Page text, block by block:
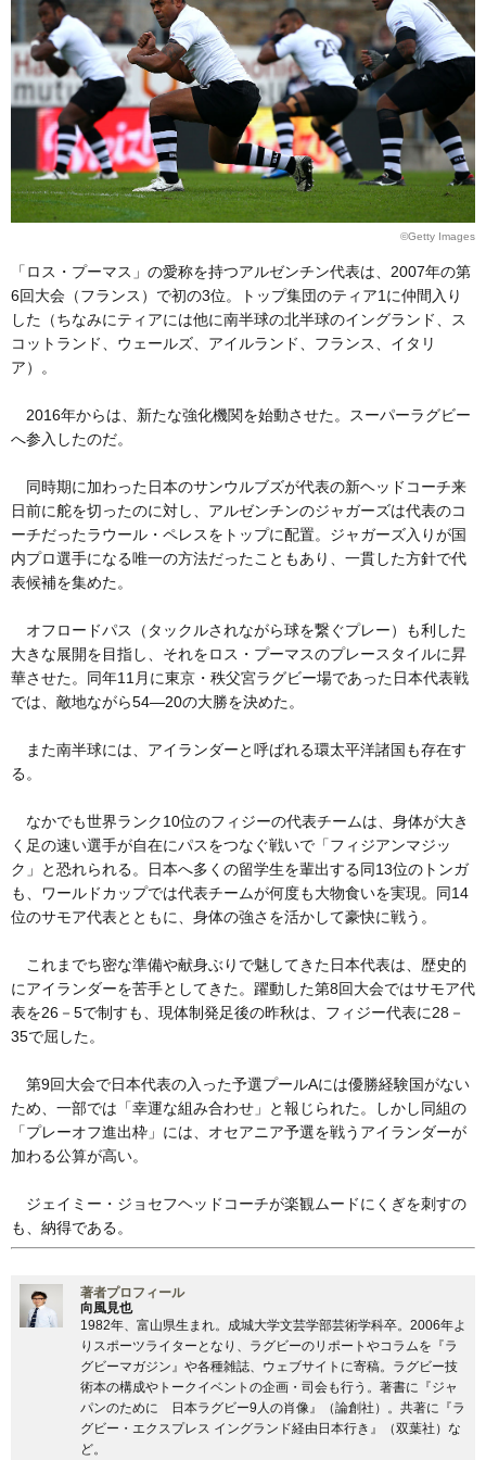
©Getty Images
「ロス・プーマス」の愛称を持つアルゼンチン代表は、2007年の第
6回大会（フランス）で初の3位。トップ集団のティア1に仲間入り
した（ちなみにティアには他に南半球の北半球のイングランド、ス
コットランド、ウェールズ、アイルランド、フランス、イタリ
ア）。
2016年からは、新たな強化機関を始動させた。スーパーラグビー
へ参入したのだ。
同時期に加わった日本のサンウルブズが代表の新ヘッドコーチ来
日前に舵を切ったのに対し、アルゼンチンのジャガーズは代表のコ
ーチだったラウール・ペレスをトップに配置。ジャガーズ入りが国
内プロ選手になる唯一の方法だったこともあり、一貫した方針で代
表候補を集めた。
オフロードパス（タックルされながら球を繋ぐプレー）も利した
大きな展開を目指し、それをロス・プーマスのプレースタイルに昇
華させた。同年11月に東京・秩父宮ラグビー場であった日本代表戦
では、敵地ながら54―20の大勝を決めた。
また南半球には、アイランダーと呼ばれる環太平洋諸国も存在す
る。
なかでも世界ランク10位のフィジーの代表チームは、身体が大き
く足の速い選手が自在にパスをつなぐ戦いで「フィジアンマジッ
ク」と恐れられる。日本へ多くの留学生を輩出する同13位のトンガ
も、ワールドカップでは代表チームが何度も大物食いを実現。同14
位のサモア代表とともに、身体の強さを活かして豪快に戦う。
これまでち密な準備や献身ぶりで魅してきた日本代表は、歴史的
にアイランダーを苦手としてきた。躍動した第8回大会ではサモア代
表を26－5で制すも、現体制発足後の昨秋は、フィジー代表に28－
35で屈した。
第9回大会で日本代表の入った予選プールAには優勝経験国がない
ため、一部では「幸運な組み合わせ」と報じられた。しかし同組の
「プレーオフ進出枠」には、オセアニア予選を戦うアイランダーが
加わる公算が高い。
ジェイミー・ジョセフヘッドコーチが楽観ムードにくぎを刺すの
も、納得である。
著者プロフィール
向風見也
1982年、富山県生まれ。成城大学文芸学部芸術学科卒。2006年よ
りスポーツライターとなり、ラグビーのリポートやコラムを『ラ
グビーマガジン』や各種雑誌、ウェブサイトに寄稿。ラグビー技
術本の構成やトークイベントの企画・司会も行う。著書に『ジャ
パンのために 日本ラグビー9人の肖像』（論創社）。共著に『ラ
グビー・エクスプレス イングランド経由日本行き』（双葉社）な
ど。